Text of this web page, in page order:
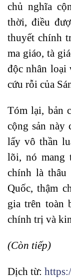
chủ nghĩa
thời, điều
thuyết chính
ma giáo, tà
độc nhân loại
cứu rỗi của
Tóm lại, bản
cộng sản này
lấy vô thần
lõi, nó mang
chính là thâu
Quốc, thậm
gia trên toàn
chính trị và
(Còn tiếp)
Dịch từ: